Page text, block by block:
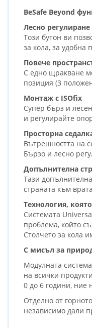
BeSafe Beyond
Лесно
Този бутон ви
за кола, за удобна
Повече
С едно щракване
позиция (3
Монтаж с ISOfix
Супер бърз и
и регулирайте
Просторна
Вътрешността на
Бързо и лесно
Допълнителна
Тази
страната към
Технология,
Системата
проблема, който
Столчето за кола
С мисъл за
Модулната
на всички
0 до 6 години, ние
Отделно от
независимо дали